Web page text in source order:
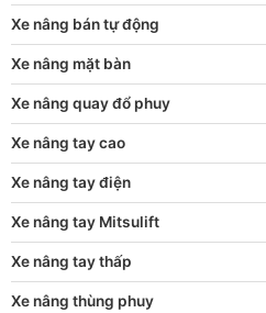
Xe nâng bán tự động
Xe nâng mặt bàn
Xe nâng quay đổ phuy
Xe nâng tay cao
Xe nâng tay điện
Xe nâng tay Mitsulift
Xe nâng tay thấp
Xe nâng thùng phuy